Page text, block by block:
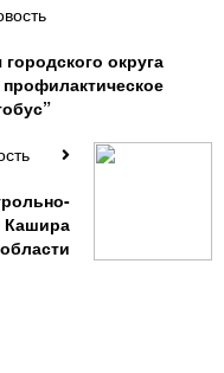
округа
Кашира